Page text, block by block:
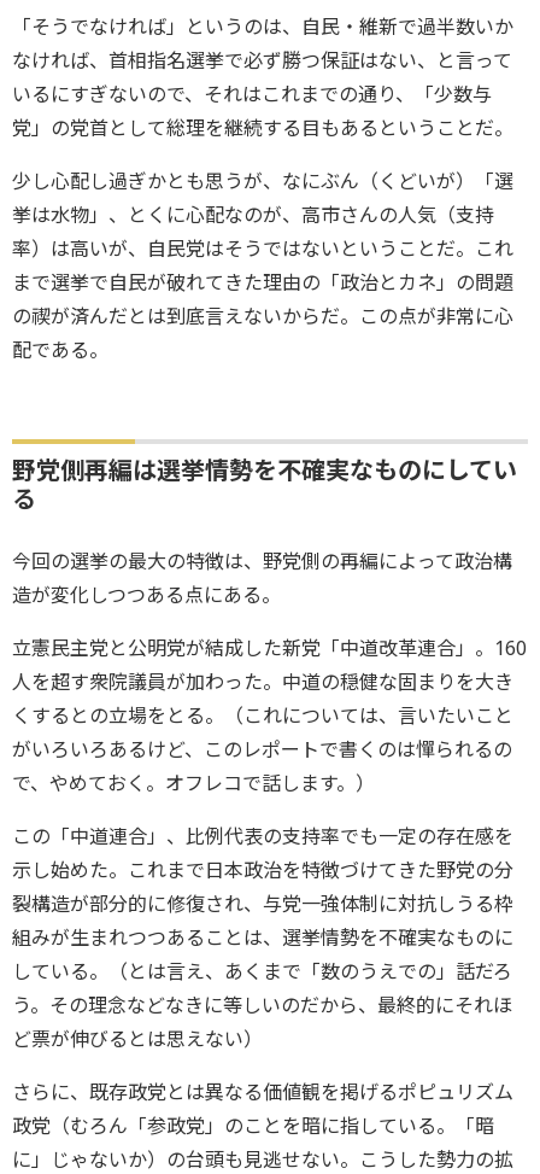
「そうでなければ」というのは、自民・維新で過半数いか
なければ、首相指名選挙で必ず勝つ保証はない、と言って
いるにすぎないので、それはこれまでの通り、「少数与
党」の党首として総理を継続する目もあるということだ。
少し心配し過ぎかとも思うが、なにぶん（くどいが）「選
挙は水物」、とくに心配なのが、高市さんの人気（支持
率）は高いが、自民党はそうではないということだ。これ
まで選挙で自民が破れてきた理由の「政治とカネ」の問題
の禊が済んだとは到底言えないからだ。この点が非常に心
配である。
野党側再編は選挙情勢を不確実なものにしてい
る
今回の選挙の最大の特徴は、野党側の再編によって政治構
造が変化しつつある点にある。
立憲民主党と公明党が結成した新党「中道改革連合」。160
人を超す衆院議員が加わった。中道の穏健な固まりを大き
くするとの立場をとる。（これについては、言いたいこと
がいろいろあるけど、このレポートで書くのは憚られるの
で、やめておく。オフレコで話します。）
この「中道連合」、比例代表の支持率でも一定の存在感を
示し始めた。これまで日本政治を特徴づけてきた野党の分
裂構造が部分的に修復され、与党一強体制に対抗しうる枠
組みが生まれつつあることは、選挙情勢を不確実なものに
している。（とは言え、あくまで「数のうえでの」話だろ
う。その理念などなきに等しいのだから、最終的にそれほ
ど票が伸びるとは思えない）
さらに、既存政党とは異なる価値観を掲げるポピュリズム
政党（むろん「参政党」のことを暗に指している。「暗
に」じゃないか）の台頭も見逃せない。こうした勢力の拡